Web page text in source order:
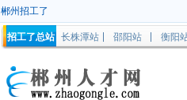
郴州招工了
招工了总站 长株潭站 邵阳站 衡阳